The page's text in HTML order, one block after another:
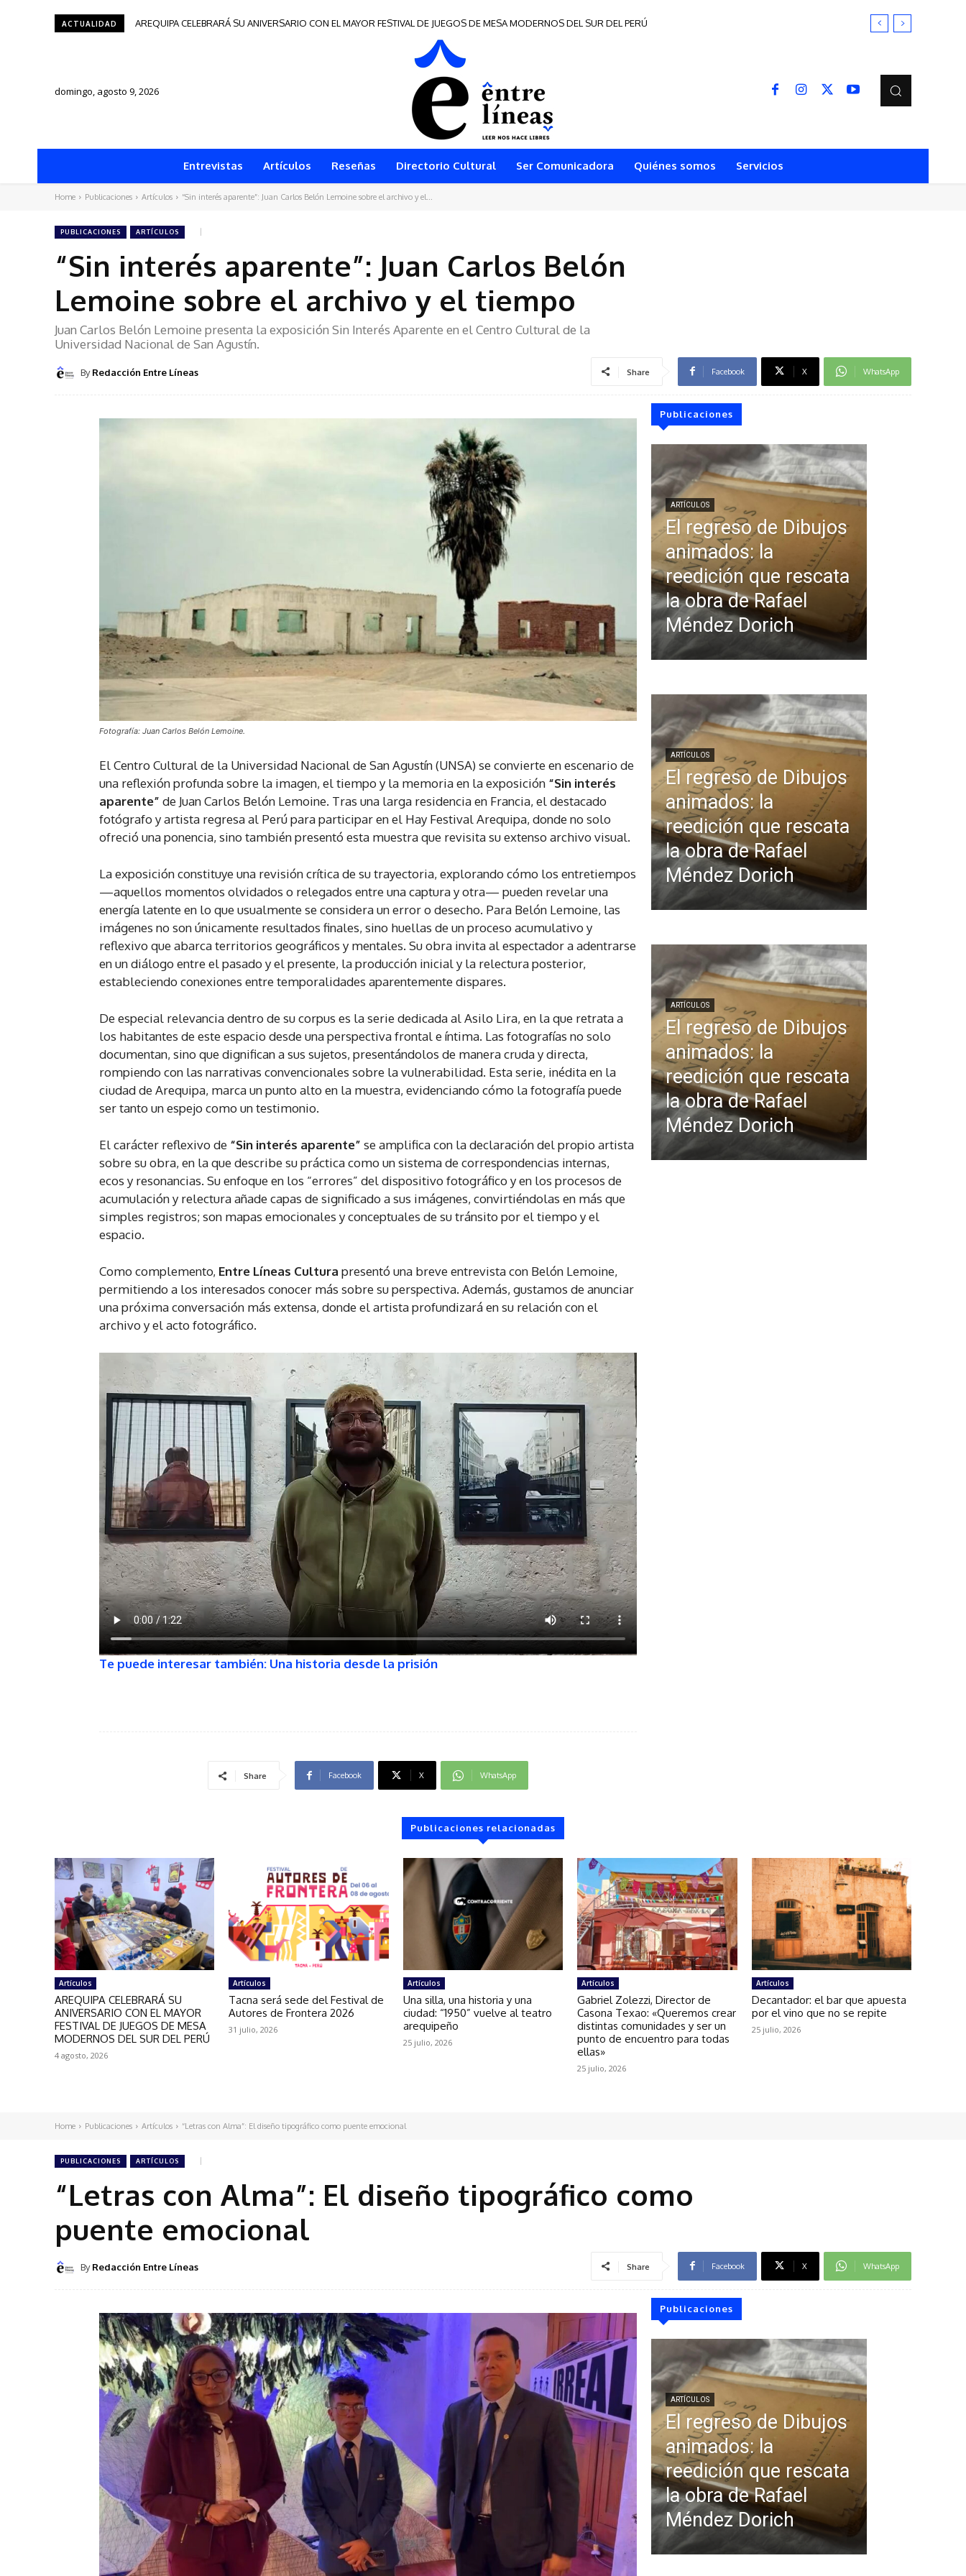
ACTUALIDAD AREQUIPA CELEBRARÁ SU ANIVERSARIO CON EL MAYOR FESTIVAL DE JUEGOS DE MESA MODERNOS DEL SUR DEL PERÚ
Tacna será sede del Festival de Autores de Frontera 2026
domingo, agosto 9, 2026
Entrevistas Artículos Reseñas Directorio Cultural Ser Comunicadora Quiénes somos Servicios
Home Publicaciones Artículos “Sin interés aparente”: Juan Carlos Belón Lemoine sobre el archivo y el...
PUBLICACIONES ARTÍCULOS
“Sin interés aparente”: Juan Carlos Belón
Lemoine sobre el archivo y el tiempo
Juan Carlos Belón Lemoine presenta la exposición Sin Interés Aparente en el Centro Cultural de la
Universidad Nacional de San Agustín.
By Redacción Entre Líneas Share Facebook X WhatsApp
Fotografía: Juan Carlos Belón Lemoine.
El Centro Cultural de la Universidad Nacional de San Agustín (UNSA) se convierte en escenario de
una reflexión profunda sobre la imagen, el tiempo y la memoria en la exposición “Sin interés
aparente” de Juan Carlos Belón Lemoine. Tras una larga residencia en Francia, el destacado
fotógrafo y artista regresa al Perú para participar en el Hay Festival Arequipa, donde no solo
ofreció una ponencia, sino también presentó esta muestra que revisita su extenso archivo visual.
La exposición constituye una revisión crítica de su trayectoria, explorando cómo los entretiempos
—aquellos momentos olvidados o relegados entre una captura y otra— pueden revelar una
energía latente en lo que usualmente se considera un error o desecho. Para Belón Lemoine, las
imágenes no son únicamente resultados finales, sino huellas de un proceso acumulativo y
reflexivo que abarca territorios geográficos y mentales. Su obra invita al espectador a adentrarse
en un diálogo entre el pasado y el presente, la producción inicial y la relectura posterior,
estableciendo conexiones entre temporalidades aparentemente dispares.
De especial relevancia dentro de su corpus es la serie dedicada al Asilo Lira, en la que retrata a
los habitantes de este espacio desde una perspectiva frontal e íntima. Las fotografías no solo
documentan, sino que dignifican a sus sujetos, presentándolos de manera cruda y directa,
rompiendo con las narrativas convencionales sobre la vulnerabilidad. Esta serie, inédita en la
ciudad de Arequipa, marca un punto alto en la muestra, evidenciando cómo la fotografía puede
ser tanto un espejo como un testimonio.
El carácter reflexivo de “Sin interés aparente” se amplifica con la declaración del propio artista
sobre su obra, en la que describe su práctica como un sistema de correspondencias internas,
ecos y resonancias. Su enfoque en los “errores” del dispositivo fotográfico y en los procesos de
acumulación y relectura añade capas de significado a sus imágenes, convirtiéndolas en más que
simples registros; son mapas emocionales y conceptuales de su tránsito por el tiempo y el
espacio.
Como complemento, Entre Líneas Cultura presentó una breve entrevista con Belón Lemoine,
permitiendo a los interesados conocer más sobre su perspectiva. Además, gustamos de anunciar
una próxima conversación más extensa, donde el artista profundizará en su relación con el
archivo y el acto fotográfico.
Te puede interesar también: Una historia desde la prisión
Share Facebook X WhatsApp
Publicaciones
ARTÍCULOS
El regreso de Dibujos
animados: la
reedición que rescata
la obra de Rafael
Méndez Dorich
ARTÍCULOS
El regreso de Dibujos
animados: la
reedición que rescata
la obra de Rafael
Méndez Dorich
ARTÍCULOS
El regreso de Dibujos
animados: la
reedición que rescata
la obra de Rafael
Méndez Dorich
Publicaciones relacionadas
Artículos
AREQUIPA CELEBRARÁ SU
ANIVERSARIO CON EL MAYOR
FESTIVAL DE JUEGOS DE MESA
MODERNOS DEL SUR DEL PERÚ
4 agosto, 2026
Artículos
Tacna será sede del Festival de
Autores de Frontera 2026
31 julio, 2026
Artículos
Una silla, una historia y una
ciudad: “1950” vuelve al teatro
arequipeño
25 julio, 2026
Artículos
Gabriel Zolezzi, Director de
Casona Texao: «Queremos crear
distintas comunidades y ser un
punto de encuentro para todas
ellas»
25 julio, 2026
Artículos
Decantador: el bar que apuesta
por el vino que no se repite
25 julio, 2026